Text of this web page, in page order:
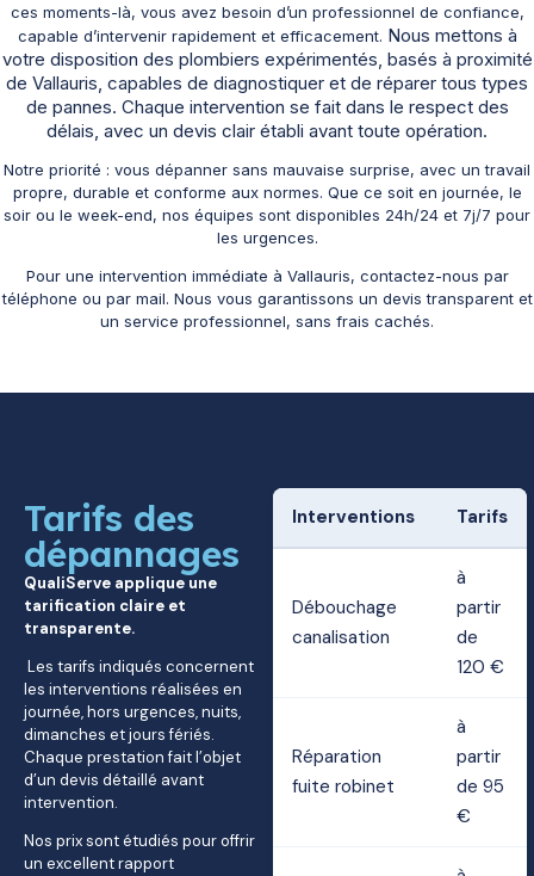
ces moments-là, vous avez besoin d’un professionnel de confiance,
capable d’intervenir rapidement et efficacement. Nous mettons à
votre disposition des plombiers expérimentés, basés à proximité
de Vallauris, capables de diagnostiquer et de réparer tous types
de pannes. Chaque intervention se fait dans le respect des
délais, avec un devis clair établi avant toute opération.
Notre priorité : vous dépanner sans mauvaise surprise, avec un travail
propre, durable et conforme aux normes. Que ce soit en journée, le
soir ou le week-end, nos équipes sont disponibles 24h/24 et 7j/7 pour
les urgences.
Pour une intervention immédiate à Vallauris, contactez-nous par
téléphone ou par mail. Nous vous garantissons un devis transparent et
un service professionnel, sans frais cachés.
Tarifs des
dépannages
QualiServe applique une
tarification claire et
transparente.
Les tarifs indiqués concernent
les interventions réalisées en
journée, hors urgences, nuits,
dimanches et jours fériés.
Chaque prestation fait l’objet
d’un devis détaillé avant
intervention.
Nos prix sont étudiés pour offrir
un excellent rapport
Interventions Tarifs
Débouchage
canalisation
à
partir
de
120 €
Réparation
fuite robinet
à
partir
de 95
€